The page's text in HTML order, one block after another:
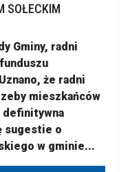
SOŁECKIM
Gminy, radni
że radni
mieszkańców
definitywna
sugestie o
w gminie...